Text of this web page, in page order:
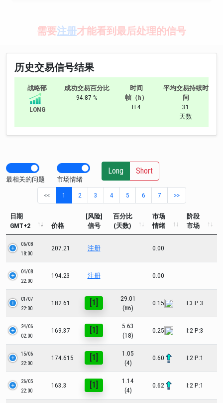
需要注册才能看到最后处理的信号
历史交易信号结果
战略部
LONG
成功交易百分比
94.87 %
时间
帧（h）
H 4
平均交易持续时
间
31
天数
最相关的问题 市场情绪
Long Short
<< 1 2 3 4 5 6 7 >>
日期
GMT+2
价格
[风险]
信号
百分比
(天数)
市场
情绪
阶段
市场
06/08
18:00
207.21 注册 0.00
04/08
22:00
194.23 注册 0.00
01/07
22:00
182.61 [1]
29.01
(86)
0.15 I:3 P:3
24/06
02:00
169.37 [1]
5.63
(18)
0.25 I:2 P:3
15/06
22:00
174.615 [1]
1.05
(4)
0.60 I:2 P:1
26/05
22:00
163.3 [1]
1.14
(4)
0.62 I:2 P:1